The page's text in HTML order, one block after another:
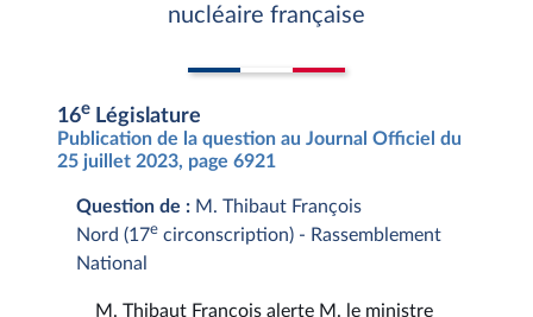
nucléaire française
16e Législature
Publication de la question au Journal Officiel du
25 juillet 2023, page 6921
Question de : M. Thibaut François
Nord (17e circonscription) - Rassemblement
National
M. Thibaut François alerte M. le ministre